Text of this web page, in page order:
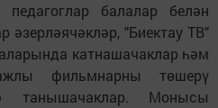
педагоглар балалар белән
"Биектау ТВ"
катнашачаклар һәм
фильмнарны төшерү
Монысы